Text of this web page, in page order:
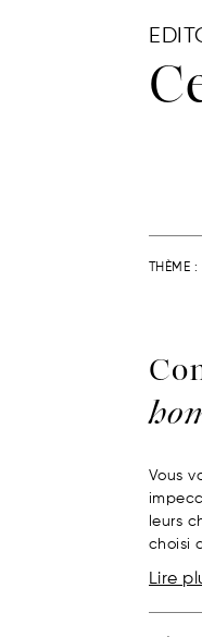
THÈME :
Vous
leurs
choisi
Lire